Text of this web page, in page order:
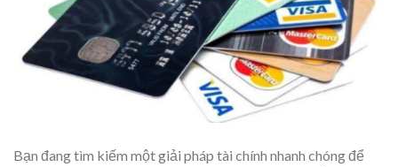
Bạn đang tìm kiếm một giải pháp tài chính nhanh chóng để